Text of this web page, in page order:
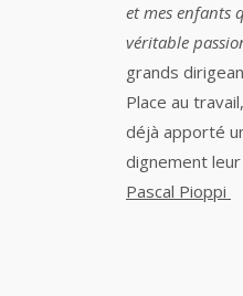
et mes enfants
véritable
grands
Place au
déjà apporté
dignement
Pascal Pioppi